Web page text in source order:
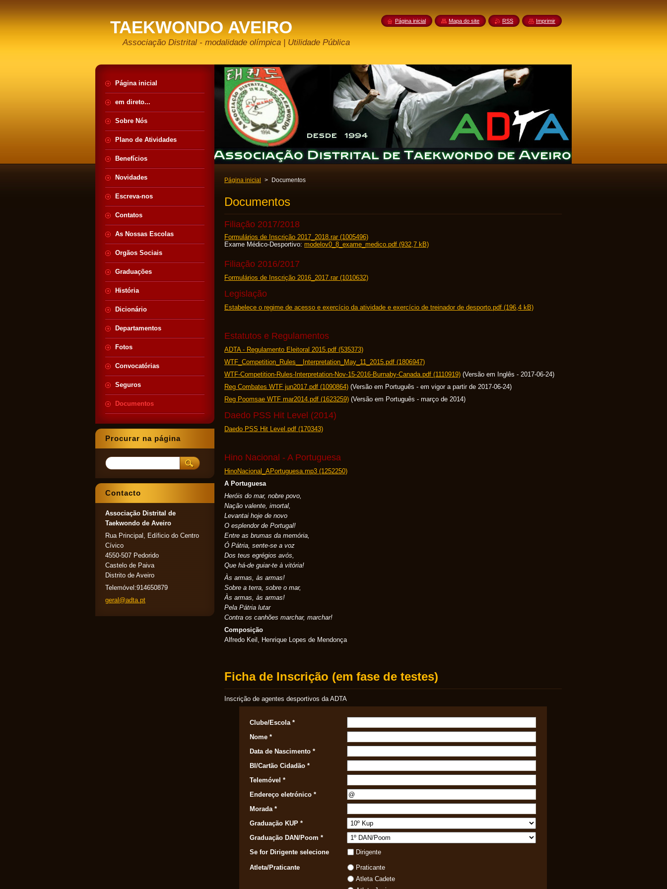
TAEKWONDO AVEIRO
Associação Distrital - modalidade olímpica | Utilidade Pública
Página inicial > Documentos
Documentos
Filiação 2017/2018
Formulários de Inscrição 2017_2018.rar (1005496)
Exame Médico-Desportivo: modelov0_8_exame_medico.pdf (932,7 kB)
Filiação 2016/2017
Formulários de Inscrição 2016_2017.rar (1010632)
Legislação
Estabelece o regime de acesso e exercício da atividade e exercício de treinador de desporto.pdf (196,4 kB)
Estatutos e Regulamentos
ADTA - Regulamento Eleitoral 2015.pdf (535373)
WTF_Competition_Rules__Interpretation_May_11_2015.pdf (1806947)
WTF-Competition-Rules-Interpretation-Nov-15-2016-Burnaby-Canada.pdf (1110919) (Versão em Inglês - 2017-06-24)
Reg Combates WTF jun2017.pdf (1090864) (Versão em Português - em vigor a partir de 2017-06-24)
Reg Poomsae WTF mar2014.pdf (1623259) (Versão em Português - março de 2014)
Daedo PSS Hit Level (2014)
Daedo PSS Hit Level.pdf (170343)
Hino Nacional - A Portuguesa
HinoNacional_APortuguesa.mp3 (1252250)
A Portuguesa
Heróis do mar, nobre povo,
Nação valente, imortal,
Levantai hoje de novo
O esplendor de Portugal!
Entre as brumas da memória,
Ó Pátria, sente-se a voz
Dos teus egrégios avós,
Que há-de guiar-te à vitória!
Às armas, às armas!
Sobre a terra, sobre o mar,
Às armas, às armas!
Pela Pátria lutar
Contra os canhões marchar, marchar!
Composição
Alfredo Keil, Henrique Lopes de Mendonça
Ficha de Inscrição (em fase de testes)
Inscrição de agentes desportivos da ADTA
Clube/Escola *
Nome *
Data de Nascimento *
BI/Cartão Cidadão *
Telemóvel *
Endereço eletrónico *
Morada *
Graduação KUP *
Graduação DAN/Poom *
Se for Dirigente selecione
Dirigente
Atleta/Praticante
Praticante
Atleta Cadete
Página inicial
em direto...
Sobre Nós
Plano de Atividades
Benefícios
Novidades
Escreva-nos
Contatos
As Nossas Escolas
Orgãos Sociais
Graduações
História
Dicionário
Departamentos
Fotos
Convocatórias
Seguros
Documentos
Procurar na página
Contacto
Associação Distrital de
Taekwondo de Aveiro
Rua Principal, Edíficio do Centro
Cívico
4550-507 Pedorido
Castelo de Paiva
Distrito de Aveiro
Telemóvel:914650879
geral@adta.pt
Página inicial Mapa do site RSS Imprimir